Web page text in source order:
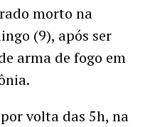
morto na
(9), após ser
arma de fogo em
volta das 5h, na